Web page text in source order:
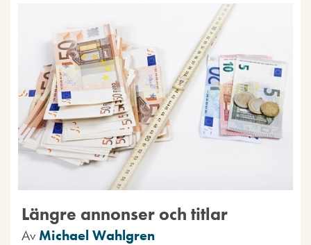
Längre annonser och titlar
Av Michael Wahlgren